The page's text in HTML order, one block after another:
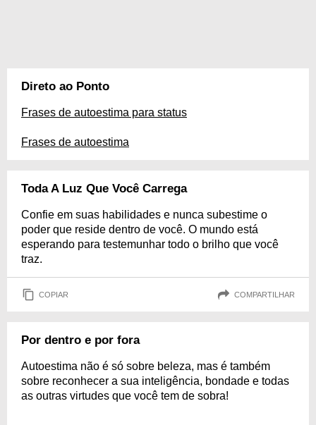
Direto ao Ponto
Frases de autoestima para status
Frases de autoestima
Toda A Luz Que Você Carrega
Confie em suas habilidades e nunca subestime o
poder que reside dentro de você. O mundo está
esperando para testemunhar todo o brilho que você
traz.
COPIAR COMPARTILHAR
Por dentro e por fora
Autoestima não é só sobre beleza, mas é também
sobre reconhecer a sua inteligência, bondade e todas
as outras virtudes que você tem de sobra!